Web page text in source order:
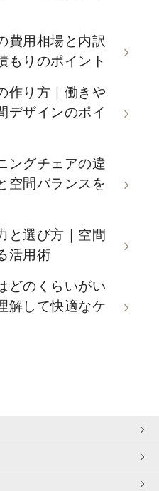
費用相場と内訳
もりのポイント
作り方｜働きや
デザインのポイ
ングチェアの違
空間バランスを
と選び方｜空間
活用術
どのくらいがい
解して快適なケ